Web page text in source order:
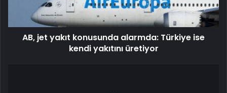
AB, jet yakıt konusunda alarmda: Türkiye ise
kendi yakıtını üretiyor